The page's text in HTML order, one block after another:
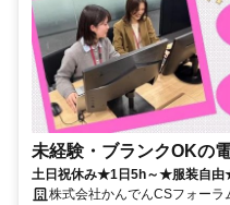
未経験・ブランクOKの
土日祝休み★1日5h～★服装自由
株式会社かんでんCSフォーラ